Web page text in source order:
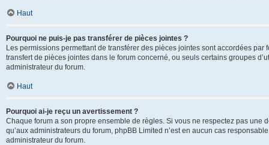
Haut
Pourquoi ne puis-je pas transférer de pièces jointes ?
Les permissions permettant de transférer des pièces jointes sont accordées
transfert de pièces jointes dans le forum concerné, ou seuls certains groupes
administrateur du forum.
Haut
Pourquoi ai-je reçu un avertissement ?
Chaque forum a son propre ensemble de règles. Si vous ne respectez pas une
qu’aux administrateurs du forum, phpBB Limited n’est en aucun cas
administrateur du forum.